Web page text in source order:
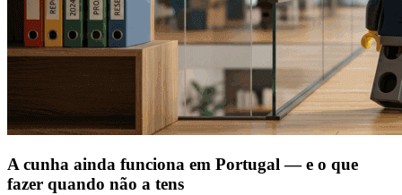
A cunha ainda funciona em Portugal — e o que
fazer quando não a tens